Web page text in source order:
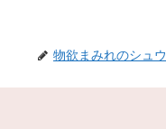
物欲まみれのシュウ